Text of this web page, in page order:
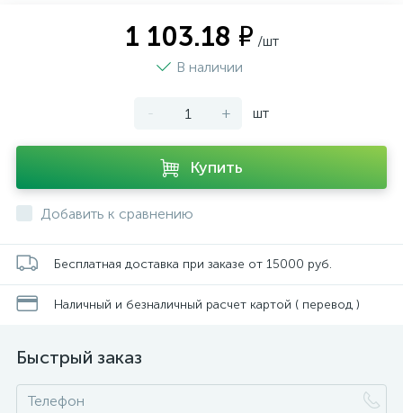
1 103.18 ₽ /шт
В наличии
- + шт
Купить
Добавить к сравнению
Бесплатная доставка при заказе от 15000 руб.
Наличный и безналичный расчет картой ( перевод )
Быстрый заказ